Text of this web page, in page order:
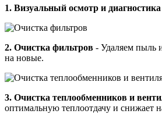
1. Визуальный осмотр и диагностика
2. Очистка фильтров - Удаляем пыль
на новые.
3. Очистка теплообменников и
оптимальную теплоотдачу и снижает